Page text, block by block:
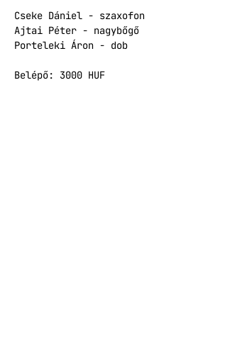
Cseke Dániel - szaxofon
Ajtai Péter - nagybőgő
Porteleki Áron - dob
Belépő: 3000 HUF